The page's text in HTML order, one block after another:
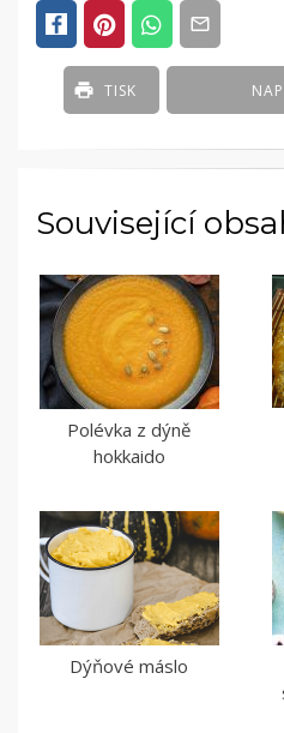
TISK
Související
Polévka z dýně
hokkaido
Dýňové máslo